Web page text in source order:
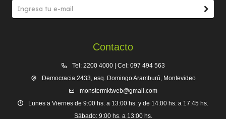
Contacto
Tel: 2200 4000 | Cel: 097 494 563
Democracia 2433, esq. Domingo Aramburú, Montevideo
monstermktweb@gmail.com
Lunes a Viernes de 9:00 hs. a 13:00 hs. y de 14:00 hs. a 17:45 hs.
Sábado: 9:00 hs. a 13:00 hs.